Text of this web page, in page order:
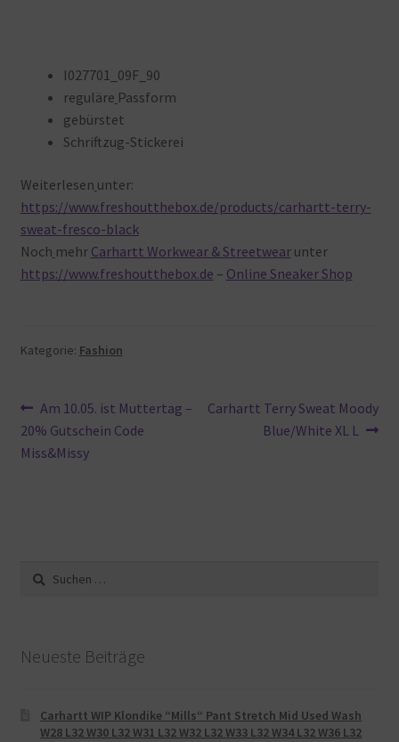
I027701_09F_90
reguläre Passform
gebürstet
Schriftzug-Stickerei
Weiterlesen unter:
https://www.freshoutthebox.de/products/carhartt-terry-
sweat-fresco-black
Noch mehr Carhartt Workwear & Streetwearunter
https://www.freshoutthebox.de – Online Sneaker Shop
Kategorie: Fashion
Beitragsnavigation
Vorheriger
Beitrag:
Am 10.05. ist Muttertag –
20% Gutschein Code
Miss&Missy
Nächster
Carhartt Terry Sweat Moody
Blue/White XL L
Suche
nach:
Neueste Beiträge
Carhartt WIP Klondike “Mills“ Pant Stretch Mid Used Wash
W28 L32 W30 L32 W31 L32 W32 L32 W33 L32 W34 L32 W36 L32